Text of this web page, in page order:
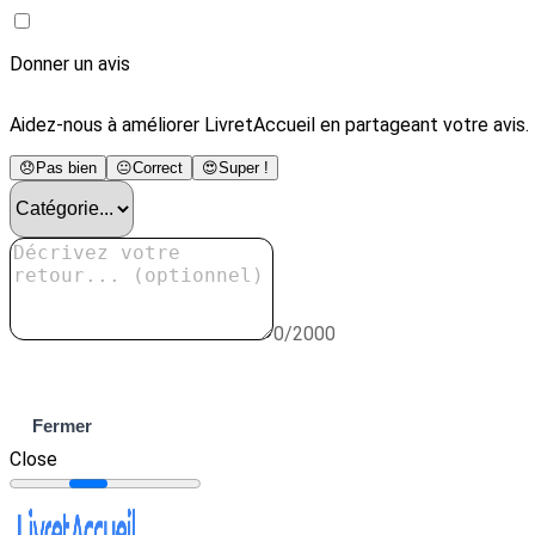
Donner un avis
Aidez-nous à améliorer LivretAccueil en partageant votre avis.
😞 Pas bien 😐Correct 😍Super !
0/2000
Fermer
Close